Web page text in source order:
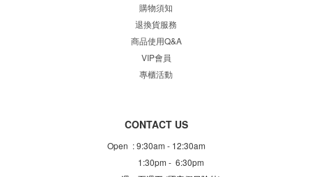
購物須知
退換貨服務
商品使用Q&A
VIP會員
專櫃活動
CONTACT US
Open : 9:30am - 12:30am
1:30pm - 6:30pm